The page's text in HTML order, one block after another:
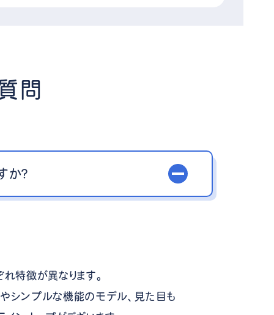
問
か？
特徴が異なります。
シンプルな機能のモデル、見た目も